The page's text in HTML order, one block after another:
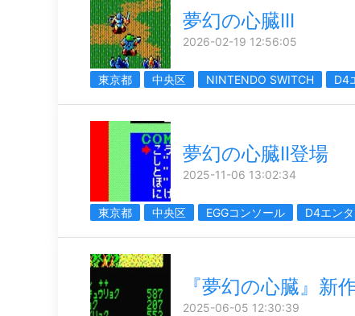
夢幻の心臓III
2026-02-19 12:56:05
東京都 中央区 NINTENDO SWITCH D4
夢幻の心臓II登場
2025-11-06 13:02:34
東京都 中央区 EGGコンソール D4エン
『夢幻の心臓』新
2025-06-05 12:30:39